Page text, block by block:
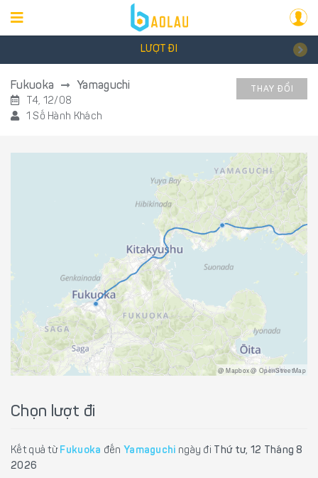
LƯỢT ĐI
Fukuoka Yamaguchi
T4, 12/08
1 Số Hành Khách
THAY ĐỔI
@ Mapbox @ OpenStreetMap
Chọn lượt đi
Kết quả từ Fukuoka đến Yamaguchi ngày đi
Thứ tư, 12 Tháng 8
2026